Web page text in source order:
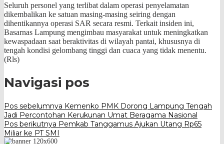
Seluruh personel yang terlibat dalam operasi penyelamatan
dikembalikan ke satuan masing-masing seiring dengan
dihentikannya operasi SAR secara resmi. Terkait insiden ini,
Basarnas Lampung mengimbau masyarakat untuk meningkatkan
kewaspadaan saat beraktivitas di wilayah pantai, khususnya di
tengah kondisi gelombang tinggi dan cuaca yang tidak menentu.
(Rls)
Navigasi pos
Pos sebelumnya Kemenko PMK Dorong Lampung Tengah
Jadi Percontohan Kerukunan Umat Beragama Nasional
Pos berikutnya Pemkab Tanggamus Ajukan Utang Rp65
Miliar ke PT SMI